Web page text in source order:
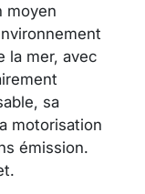
moyen
la mer, avec
sa
motorisation
émission.